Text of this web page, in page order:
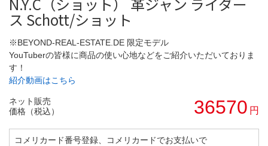
ス Schott/ショット
※BEYOND-REAL-ESTATE.DE 限定モデル
YouTuberの皆様に商品の使い心地などをご紹介いただいておりま
す！
紹介動画はこちら
ネット販売
価格（税込）
36570 円
コメリカード番号登録、コメリカードでお支払いで